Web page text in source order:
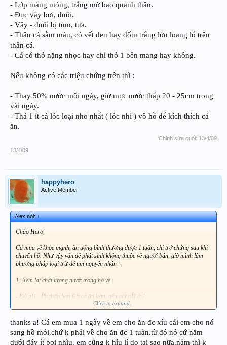
- Lớp màng mỏng, trắng mờ bao quanh thân.
- Đục vây bơi, đuôi.
- Vây - đuôi bị túm, tưa.
- Thân cá sẫm màu, có vết đen hay đốm trắng lớn loang lổ trên
thân cá.
- Cá có thở nặng nhọc hay chỉ thở 1 bên mang hay không.
Nếu không có các triệu chứng trên thì :
- Thay 50% nước mổi ngày, giử mực nước thấp 20 - 25cm trong
vài ngày.
- Thả 1 ít cá lóc loại nhỏ nhất ( lóc nhí ) vô hồ để kích thích cá
ăn.
Chỉnh sửa cuối: 13/4/09
13/4/09
happyhero
Active Member
Alex nói:↑
Chào Hero,
Cá mua về khỏe mạnh, ăn uống bình thường được 1 tuần, chỉ trở chứng sau khi
chuyển hồ. Như vậy vấn đề phát sinh không thuộc về người bán, giờ mình làm
phương pháp loại trừ để tìm nguyên nhân :
1- Xem lại chất lượng nước trong hồ về :
- Độ pH : Ph thấp hơn 6.5 cá ăn kém, nên giử pH ở 7.
- Oxy : Oxy trong nước không đủ cá lừ đừ, uể oải => kém ăn.
- Chlor : Nước còn dư lượng Chlor do khử không triệt để, dùng than hoạt tính
hoặc Sodium Thiosulfate để xử lý nước trước khi thay cho cá.
Click to expand...
thanks a! Cá em mua 1 ngày về em cho ăn đc xíu cái em cho nó
sang hồ mới.chứ k phải về cho ăn đc 1 tuần.từ đó nó cứ nằm
dưới đáy ít bơi nhìu. em cũng k hỉu lí do tại sao nữa.nấm thì k